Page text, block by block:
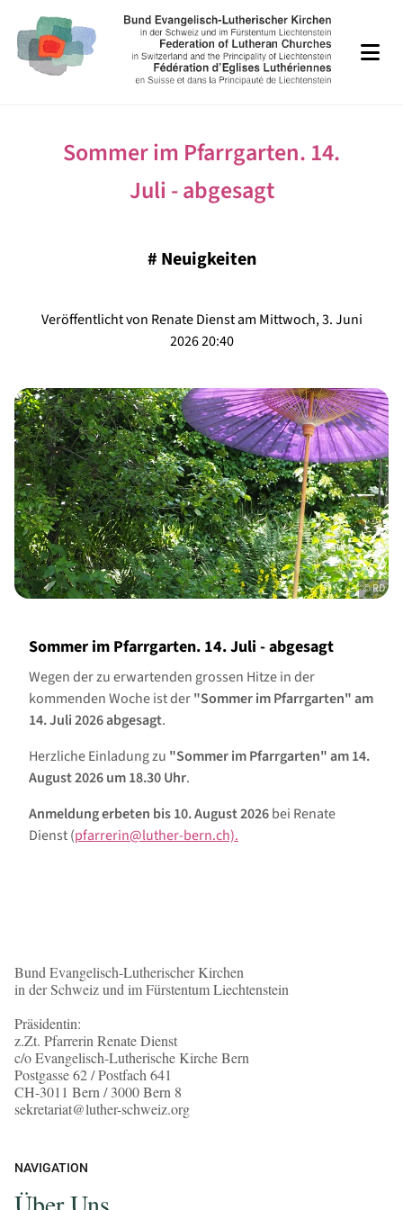
Sommer im Pfarrgarten. 14.
Juli - abgesagt
# Neuigkeiten
Veröffentlicht von Renate Dienst am Mittwoch, 3. Juni
2026 20:40
© RD
Sommer im Pfarrgarten. 14. Juli - abgesagt
Wegen der zu erwartenden grossen Hitze in der
kommenden Woche ist der"Sommer im Pfarrgarten" am
14. Juli 2026 abgesagt.
Herzliche Einladung zu "Sommer im Pfarrgarten" am 14.
August 2026 um 18.30 Uhr.
Anmeldung erbeten bis 10. August 2026bei Renate
Dienst (pfarrerin@luther-bern.ch).
Bund Evangelisch-Lutherischer Kirchen
in der Schweiz und im Fürstentum Liechtenstein
Präsidentin:
z.Zt. Pfarrerin Renate Dienst
c/o Evangelisch-Lutherische Kirche Bern
Postgasse 62 / Postfach 641
CH-3011 Bern / 3000 Bern 8
sekretariat@luther-schweiz.org
NAVIGATION